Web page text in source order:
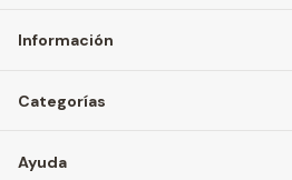
Información
Categorías
Ayuda